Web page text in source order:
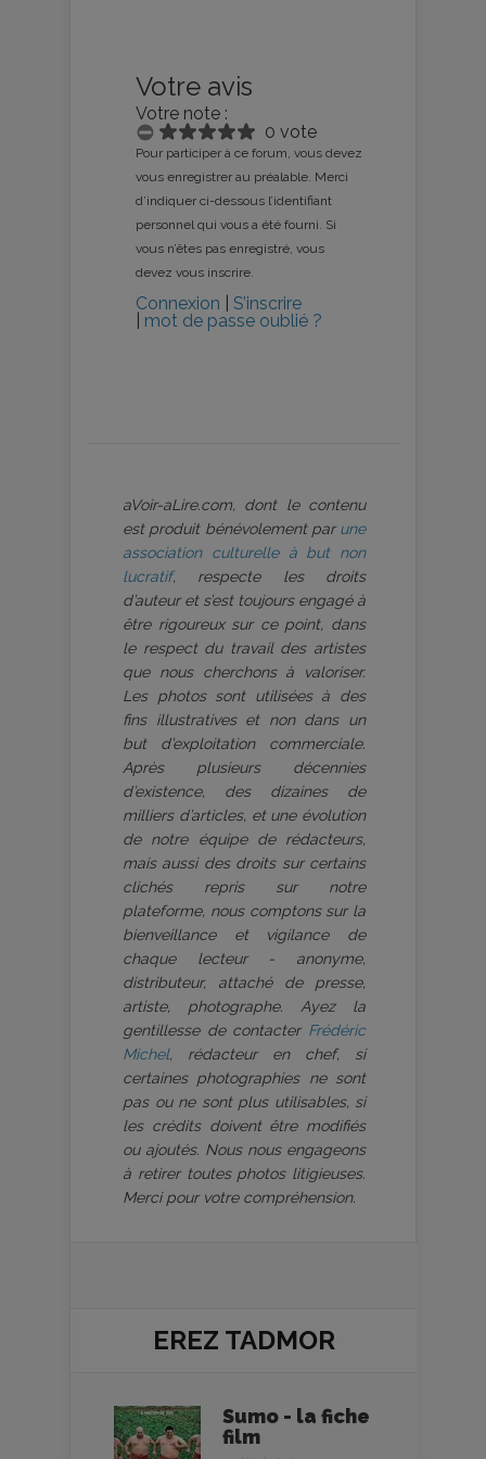
Votre avis
Votre note :
0 vote
Pour participer à ce forum, vous devez
vous enregistrer au préalable. Merci
d’indiquer ci-dessous l’identifiant
personnel qui vous a été fourni. Si
vous n’êtes pas enregistré, vous
devez vous inscrire.
Connexion
S’inscrire
mot de passe oublié ?
aVoir-aLire.com, dont le contenu
est produit bénévolement par une
association culturelle à but non
lucratif, respecte les droits
d’auteur et s’est toujours engagé à
être rigoureux sur ce point, dans
le respect du travail des artistes
que nous cherchons à valoriser.
Les photos sont utilisées à des
fins illustratives et non dans un
but d’exploitation commerciale.
Après plusieurs décennies
d’existence, des dizaines de
milliers d’articles, et une évolution
de notre équipe de rédacteurs,
mais aussi des droits sur certains
clichés repris sur notre
plateforme, nous comptons sur la
bienveillance et vigilance de
chaque lecteur - anonyme,
distributeur, attaché de presse,
artiste, photographe. Ayez la
gentillesse de contacter Frédéric
Michel, rédacteur en chef, si
certaines photographies ne sont
pas ou ne sont plus utilisables, si
les crédits doivent être modifiés
ou ajoutés. Nous nous engageons
à retirer toutes photos litigieuses.
Merci pour votre compréhension.
EREZ TADMOR
Sumo - la fiche
film